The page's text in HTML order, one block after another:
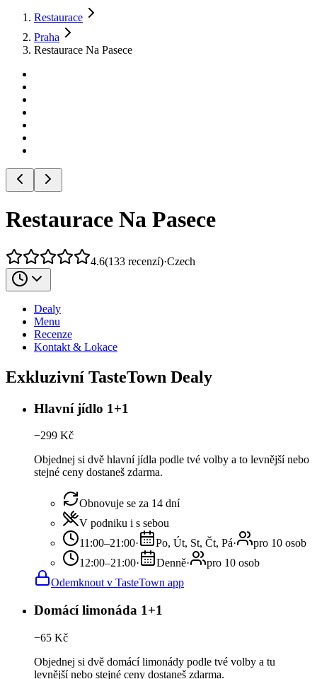
Restaurace
Praha
Restaurace Na Pasece
Restaurace Na Pasece
4.6(133 recenzí)·Czech
Dealy
Menu
Recenze
Kontakt & Lokace
Exkluzivní TasteTown Dealy
Hlavní jídlo 1+1
−299 Kč
Objednej si dvě hlavní jídla podle tvé volby a to levnější nebo
stejné ceny dostaneš zdarma.
Obnovuje se za 14 dní
V podniku i s sebou
11:00–21:00· Po, Út, St, Čt, Pá·
pro 10 osob
12:00–21:00· Denně·
pro 10 osob
Odemknout v TasteTown app
Domácí limonáda 1+1
−65 Kč
Objednej si dvě domácí limonády podle tvé volby a tu
levnější nebo stejné ceny dostaneš zdarma.